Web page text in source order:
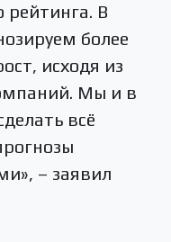
рейтинга. В
более
исходя из
Мы и в
всё
– заявил